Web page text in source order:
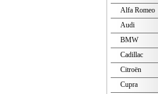
Alfa Romeo
Audi
BMW
Cadillac
Citroën
Cupra